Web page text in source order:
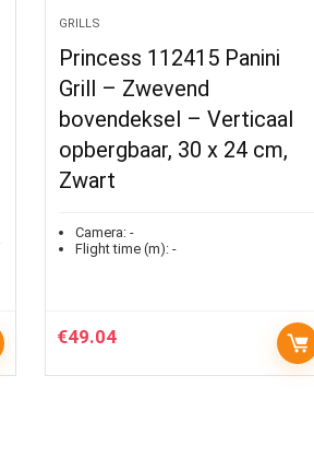
GRILLS
Princess 112415 Panini
Grill – Zwevend
bovendeksel – Verticaal
opbergbaar, 30 x 24 cm,
Zwart
Camera: -
Flight time (m): -
€49.04